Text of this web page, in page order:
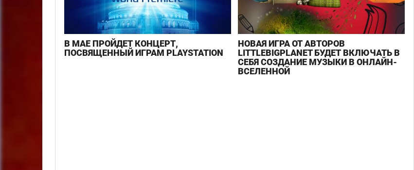
В МАЕ ПРОЙДЕТ КОНЦЕРТ,
ПОСВЯЩЕННЫЙ ИГРАМ PLAYSTATION
НОВАЯ ИГРА ОТ АВТОРОВ
LITTLEBIGPLANET БУДЕТ ВКЛЮЧАТЬ В
СЕБЯ СОЗДАНИЕ МУЗЫКИ В ОНЛАЙН-
ВСЕЛЕННОЙ